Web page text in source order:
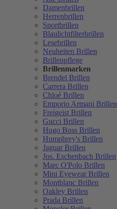
Damenbrillen
Herrenbrillen
Sportbrillen
Blaulichtfilterbrillen
Lesebrillen
Neuheiten Brillen
Brillenpflege
Brillenmarken
Brendel Brillen
Carrera Brillen
Chloé Brillen
Emporio Armani Brillen
Freigeist Brillen
Gucci Brillen
Hugo Boss Brillen
Humphrey's Brillen
Jaguar Brillen
Jos. Eschenbach Brillen
Marc O'Polo Brillen
Mini Eyewear Brillen
Montblanc Brillen
Oakley Brillen
Prada Brillen